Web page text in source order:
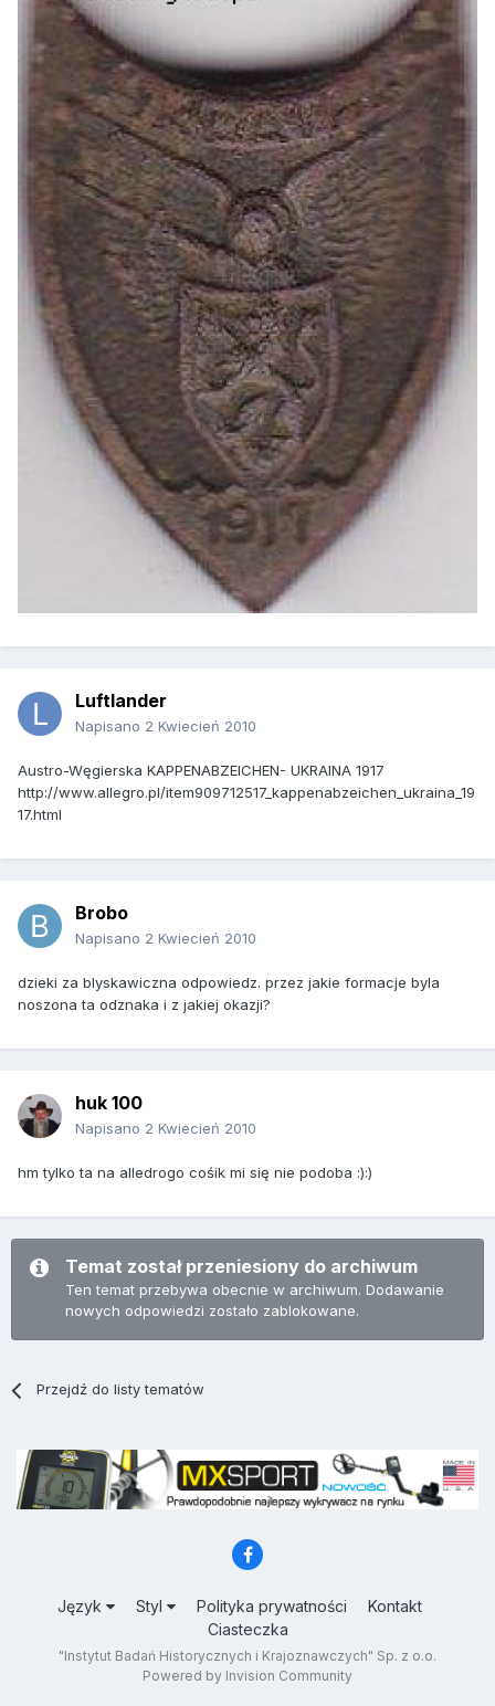
Luftlander
Napisano 2 Kwiecień 2010
Austro-Węgierska KAPPENABZEICHEN- UKRAINA 1917
http://www.allegro.pl/item909712517_kappenabzeichen_ukraina_19
17.html
Brobo
Napisano 2 Kwiecień 2010
dzieki za blyskawiczna odpowiedz. przez jakie formacje byla
noszona ta odznaka i z jakiej okazji?
huk 100
Napisano 2 Kwiecień 2010
hm tylko ta na alledrogo cośik mi się nie podoba :):)
Temat został przeniesiony do archiwum
Ten temat przebywa obecnie w archiwum. Dodawanie
nowych odpowiedzi zostało zablokowane.
Przejdź do listy tematów
Język Styl Polityka prywatności
Kontakt
Ciasteczka
"Instytut Badań Historycznych i Krajoznawczych" Sp. z o.o.
Powered by Invision Community